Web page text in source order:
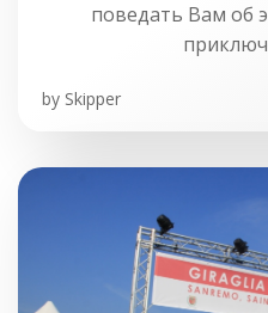
поведать Вам об
by Skipper